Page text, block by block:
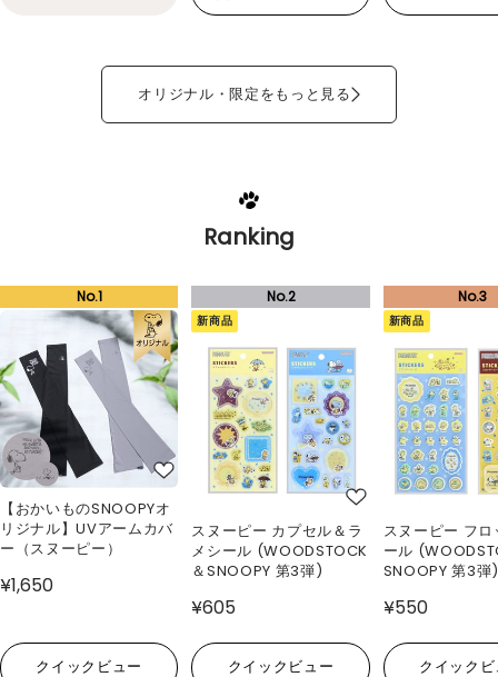
オリジナル・限定をもっと見る
Ranking
【おかいものSNOOPYオ
リジナル】UVアームカバ
ー（スヌーピー）
¥1,650
クイックビュー
新商品
スヌーピー カプセル＆ラ
メシール (WOODSTOCK
＆SNOOPY 第3弾)
¥605
クイックビュー
新商品
スヌーピー フ
ール
SNOOPY 第3弾)
¥550
クイック